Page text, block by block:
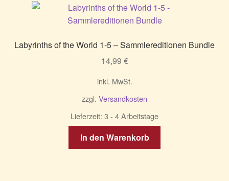
Labyrinths of the World 1-5 – Sammlereditionen Bundle
14,99 €
inkl. MwSt.
zzgl. Versandkosten
Lieferzeit: 3 - 4 Arbeitstage
In den Warenkorb